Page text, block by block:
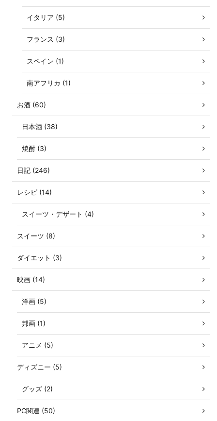
イタリア (5)
フランス (3)
スペイン (1)
南アフリカ (1)
お酒 (60)
日本酒 (38)
焼酎 (3)
日記 (246)
レシピ (14)
スイーツ・デザート (4)
スイーツ (8)
ダイエット (3)
映画 (14)
洋画 (5)
邦画 (1)
アニメ (5)
ディズニー (5)
グッズ (2)
PC関連 (50)